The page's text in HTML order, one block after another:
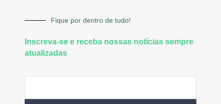
Fique por dentro de tudo!
Inscreva-se e receba nossas notícias sempre
atualizadas